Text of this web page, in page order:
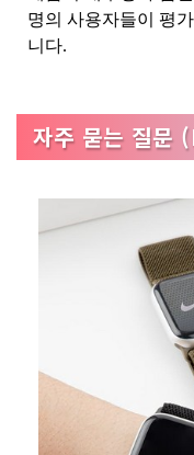
명의 사용자들이 평
니다.
자주 묻는 질문